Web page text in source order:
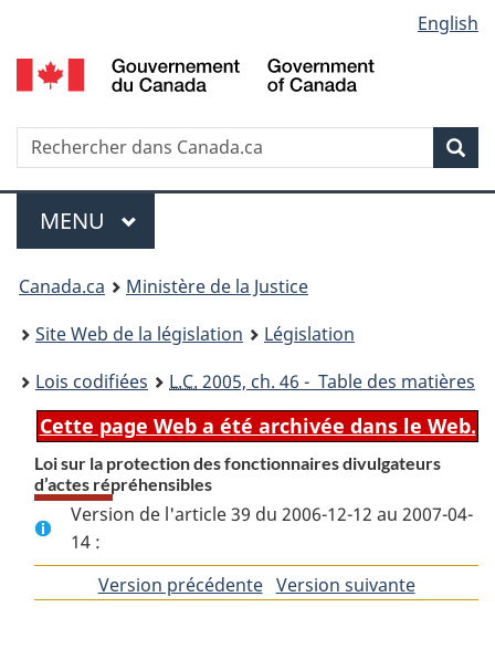
au
contenu
propos
de
la
HTML
simplifiée
selection
English
Recherche
Menu
MENU PRINCIPAL
You
are
here:
Canada.ca
Ministère de la Justice
Site Web de la législation
Législation
Lois codifiées
L.C. 2005, ch. 46 - Table des matières
Cette page Web a été archivée dans le Web.
Loi sur la protection des fonctionnaires divulgateurs
d’actes répréhensibles
Version de l'article 39 du 2006-12-12 au 2007-04-
14 :
Version précédentedeVersion suivantede